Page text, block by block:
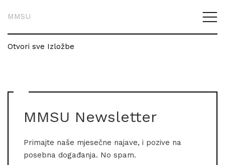
MMSU
Otvori sve Izložbe
MMSU Newsletter
Primajte naše mjesečne najave, i pozive na
posebna događanja. No spam.